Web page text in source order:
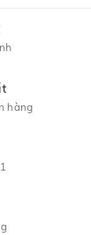
hàng